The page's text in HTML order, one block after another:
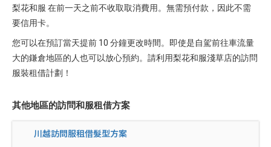
梨花和服 在前一天之前不收取取消費用。無需預付款，因此不需
要信用卡。
您可以在預訂當天提前 10 分鐘更改時間。即使是自駕前往車流量
大的鎌倉地區的人也可以放心預約。請利用梨花和服淺草店的訪問
服裝租借計劃！
其他地區的訪問和服租借方案
川越訪問服租借髮型方案